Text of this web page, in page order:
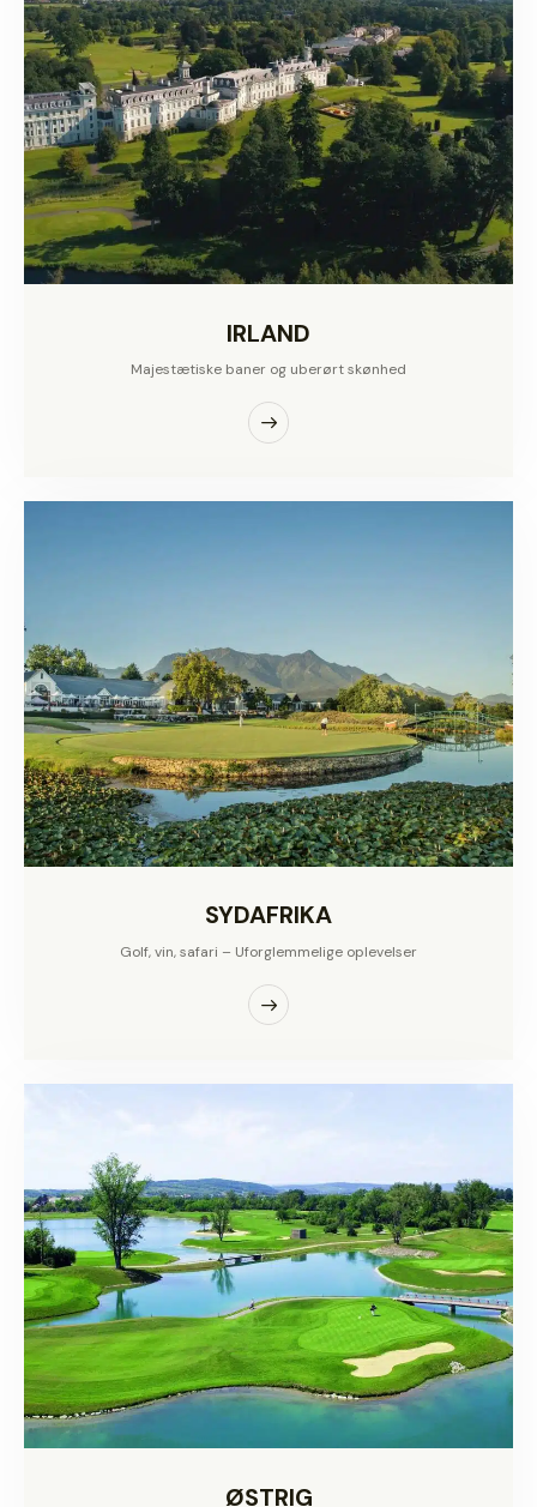
IRLAND
Majestætiske baner og uberørt skønhed
SYDAFRIKA
Golf, vin, safari – Uforglemmelige oplevelser
ØSTRIG